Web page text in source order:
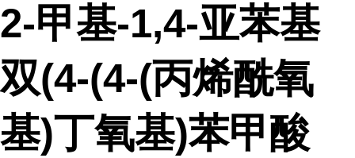
2-甲基-1,4-亚苯基
双(4-(4-(丙烯酰氧
基)丁氧基)苯甲酸